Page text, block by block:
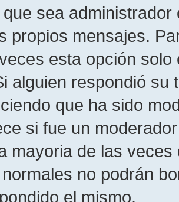
sea
propios mensajes.
esta opción
alguien respondió
que ha sido
si fue un
mayoria de las
no podrán
el mismo.